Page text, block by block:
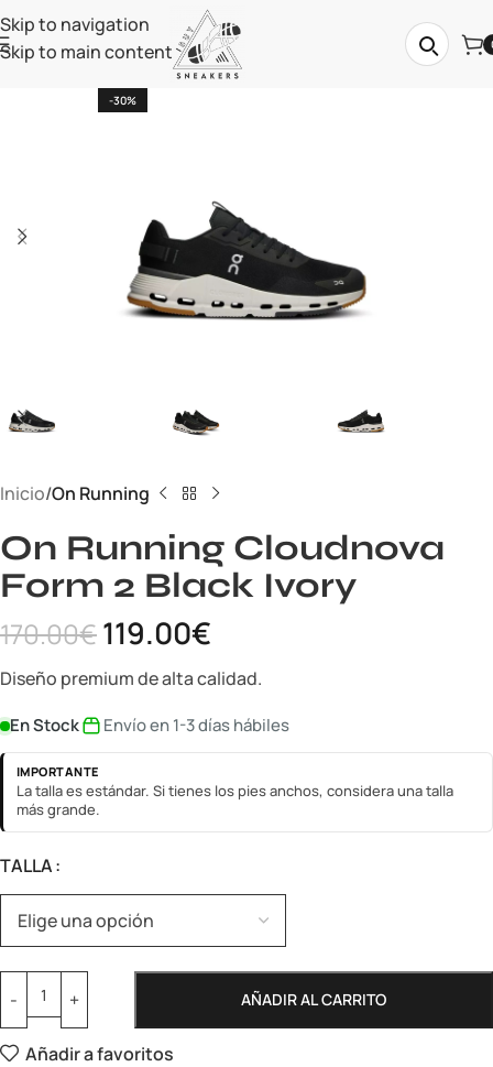
Skip to navigation
Skip to main content
-30%
Inicio On Running
On Running Cloudnova
Form 2 Black Ivory
170.00€119.00€
Diseño premium de alta calidad.
En Stock Envío en 1-3 días hábiles
IMPORTANTE
La talla es estándar. Si tienes los pies anchos, considera una talla
más grande.
TALLA
AÑADIR AL CARRITO
Añadir a favoritos